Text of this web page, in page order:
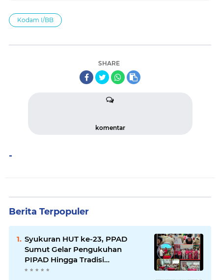
Kodam I/BB
SHARE
komentar
-
Berita Terpopuler
Syukuran HUT ke-23, PPAD
Sumut Gelar Pengukuhan
PIPAD Hingga Tradisi
Kekeluargaan